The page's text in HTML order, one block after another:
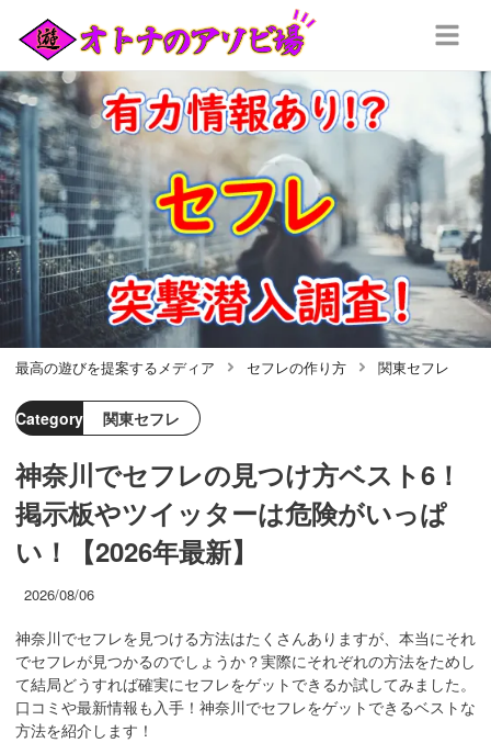
最高の遊びを提案するメディア セフレの作り方 関東セフレ
Category 関東セフレ
神奈川でセフレの見つけ方ベスト6！
掲示板やツイッターは危険がいっぱ
い！【2026年最新】
2026/08/06
神奈川でセフレを見つける方法はたくさんありますが、本当にそれ
でセフレが見つかるのでしょうか？実際にそれぞれの方法をためし
て結局どうすれば確実にセフレをゲットできるか試してみました。
口コミや最新情報も入手！神奈川でセフレをゲットできるベストな
方法を紹介します！